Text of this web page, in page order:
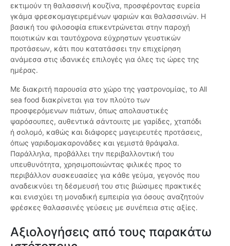
εκτιμούν τη θαλασσινή κουζίνα, προσφέροντας ευρεία
γκάμα φρεσκομαγειρεμένων ψαριών και θαλασσινών. Η
βασική του φιλοσοφία επικεντρώνεται στην παροχή
ποιοτικών και ταυτόχρονα εύχρηστων γευστικών
προτάσεων, κάτι που κατατάσσει την επιχείρηση
ανάμεσα στις ιδανικές επιλογές για όλες τις ώρες της
ημέρας.
Με διακριτή παρουσία στο χώρο της γαστρονομίας, το All
sea food διακρίνεται για τον πλούτο των
προσφερόμενων πιάτων, όπως απολαυστικές
ψαρόσουπες, αυθεντικά σάντουιτς με γαρίδες, χταπόδι
ή σολομό, καθώς και διάφορες μαγειρευτές προτάσεις,
όπως γαριδομακαρονάδες και γεμιστά θράψαλα.
Παράλληλα, προβάλλει την περιβαλλοντική του
υπευθυνότητα, χρησιμοποιώντας φιλικές προς το
περιβάλλον συσκευασίες για κάθε γεύμα, γεγονός που
αναδεικνύει τη δέσμευσή του στις βιώσιμες πρακτικές
και ενισχύει τη μοναδική εμπειρία για όσους αναζητούν
φρέσκες θαλασσινές γεύσεις με συνέπεια στις αξίες.
Αξιολογήσεις από τους παρακάτω